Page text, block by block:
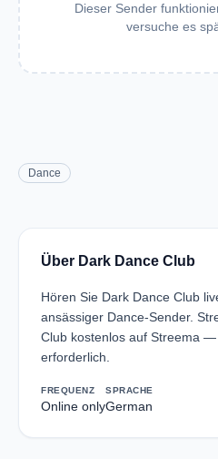
Dieser Sender
versuche es
Dance
Über Dark Dance Club
Hören Sie Dark Dance Club
ansässiger Dance-Sender.
Club kostenlos auf Streema —
erforderlich.
FREQUENZ
Online only
SPRACHE
German